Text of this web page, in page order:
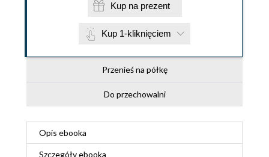
Kup na prezent
Kup 1-kliknięciem
Przenieś na półkę
Do przechowalni
Opis ebooka
Szczegółyebooka